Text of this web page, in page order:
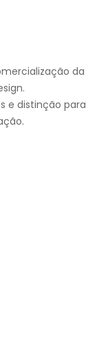
da
e distinção para